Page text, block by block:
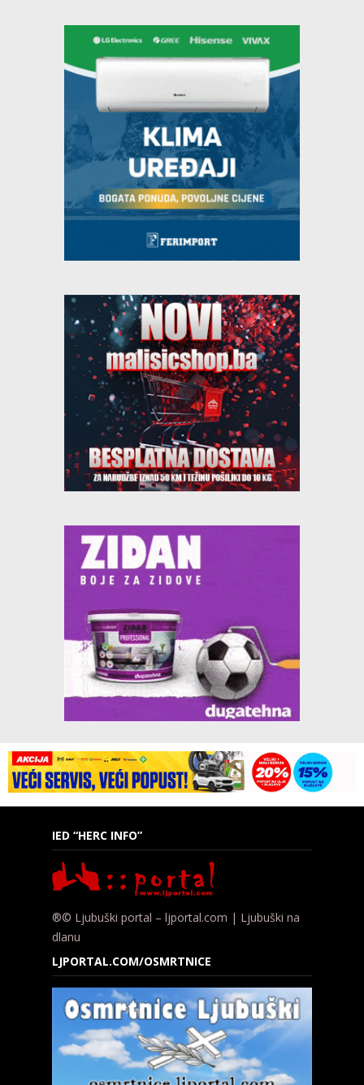
IED “HERC INFO”
®© Ljubuški portal – ljportal.com | Ljubuški na
dlanu
LJPORTAL.COM/OSMRTNICE